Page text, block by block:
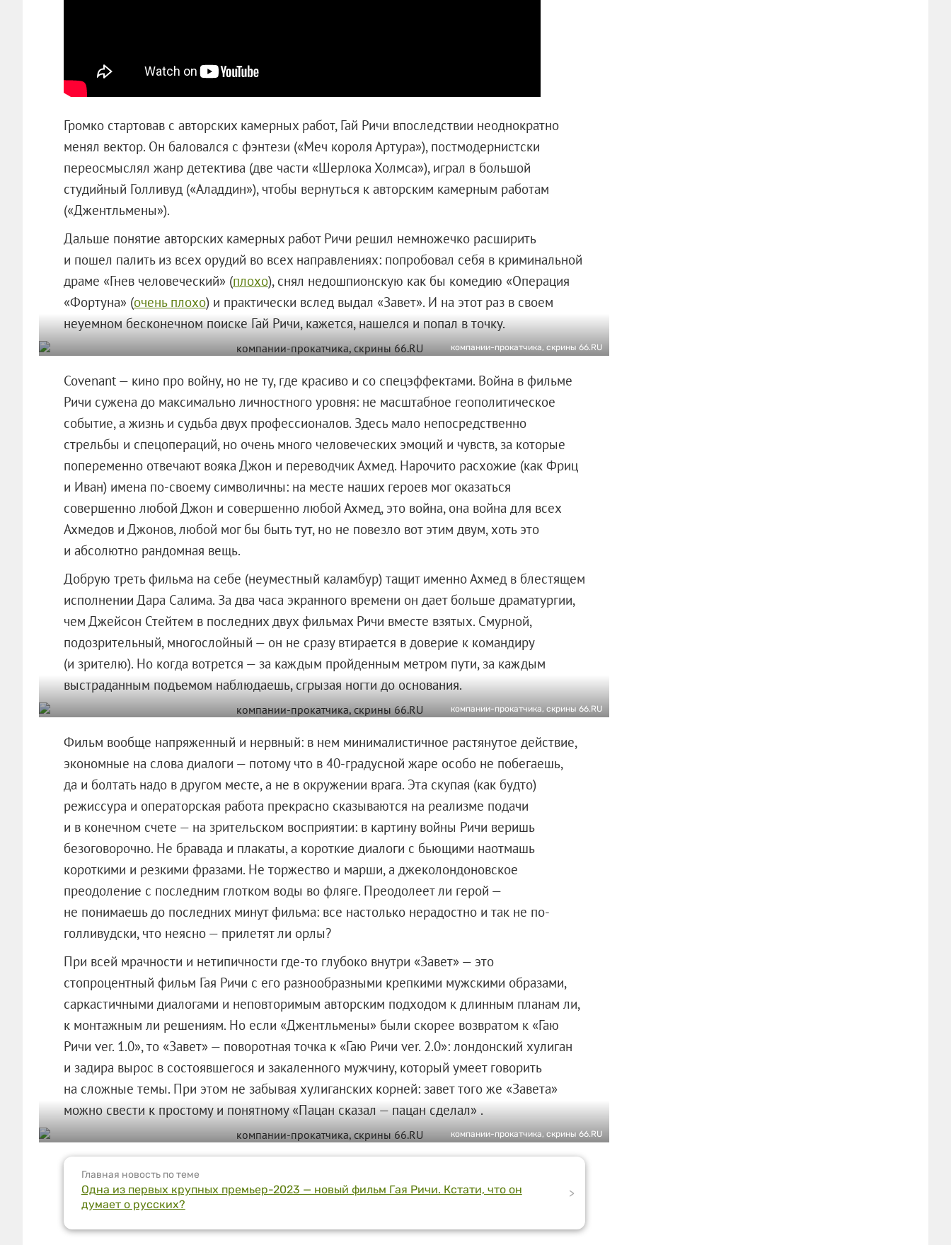
Громко стартовав с авторских камерных работ, Гай Ричи впоследствии неоднократно
менял вектор. Он баловался с фэнтези («Меч короля Артура»), постмодернистски
переосмыслял жанр детектива (две части «Шерлока Холмса»), играл в большой
студийный Голливуд («Аладдин»), чтобы вернуться к авторским камерным работам
(«Джентльмены»).
Дальше понятие авторских камерных работ Ричи решил немножечко расширить
и пошел палить из всех орудий во всех направлениях: попробовал себя в криминальной
драме «Гнев человеческий» (плохо), снял недошпионскую как бы комедию «Операция
«Фортуна» (очень плохо) и практически вслед выдал «Завет». И на этот раз в своем
неуемном бесконечном поиске Гай Ричи, кажется, нашелся и попал в точку.
компании-прокатчика, скрины 66.RU
Covenant — кино про войну, но не ту, где красиво и со спецэффектами. Война в фильме
Ричи сужена до максимально личностного уровня: не масштабное геополитическое
событие, а жизнь и судьба двух профессионалов. Здесь мало непосредственно
стрельбы и спецопераций, но очень много человеческих эмоций и чувств, за которые
попеременно отвечают вояка Джон и переводчик Ахмед. Нарочито расхожие (как Фриц
и Иван) имена по-своему символичны: на месте наших героев мог оказаться
совершенно любой Джон и совершенно любой Ахмед, это война, она война для всех
Ахмедов и Джонов, любой мог бы быть тут, но не повезло вот этим двум, хоть это
и абсолютно рандомная вещь.
Добрую треть фильма на себе (неуместный каламбур) тащит именно Ахмед в блестящем
исполнении Дара Салима. За два часа экранного времени он дает больше драматургии,
чем Джейсон Стейтем в последних двух фильмах Ричи вместе взятых. Смурной,
подозрительный, многослойный — он не сразу втирается в доверие к командиру
(и зрителю). Но когда вотрется — за каждым пройденным метром пути, за каждым
выстраданным подъемом наблюдаешь, сгрызая ногти до основания.
компании-прокатчика, скрины 66.RU
Фильм вообще напряженный и нервный: в нем минималистичное растянутое действие,
экономные на слова диалоги — потому что в 40-градусной жаре особо не побегаешь,
да и болтать надо в другом месте, а не в окружении врага. Эта скупая (как будто)
режиссура и операторская работа прекрасно сказываются на реализме подачи
и в конечном счете — на зрительском восприятии: в картину войны Ричи веришь
безоговорочно. Не бравада и плакаты, а короткие диалоги с бьющими наотмашь
короткими и резкими фразами. Не торжество и марши, а джеколондоновское
преодоление с последним глотком воды во фляге. Преодолеет ли герой —
не понимаешь до последних минут фильма: все настолько нерадостно и так не по-
голливудски, что неясно — прилетят ли орлы?
При всей мрачности и нетипичности где-то глубоко внутри «Завет» — это
стопроцентный фильм Гая Ричи с его разнообразными крепкими мужскими образами,
саркастичными диалогами и неповторимым авторским подходом к длинным планам ли,
к монтажным ли решениям. Но если «Джентльмены» были скорее возвратом к «Гаю
Ричи ver. 1.0», то «Завет» — поворотная точка к «Гаю Ричи ver. 2.0»: лондонский хулиган
и задира вырос в состоявшегося и закаленного мужчину, который умеет говорить
на сложные темы. При этом не забывая хулиганских корней: завет того же «Завета»
можно свести к простому и понятному «Пацан сказал — пацан сделал» .
компании-прокатчика, скрины 66.RU
Главная новость по теме
Одна из первых крупных премьер-2023 — новый фильм Гая Ричи. Кстати, что он
думает о русских?
>